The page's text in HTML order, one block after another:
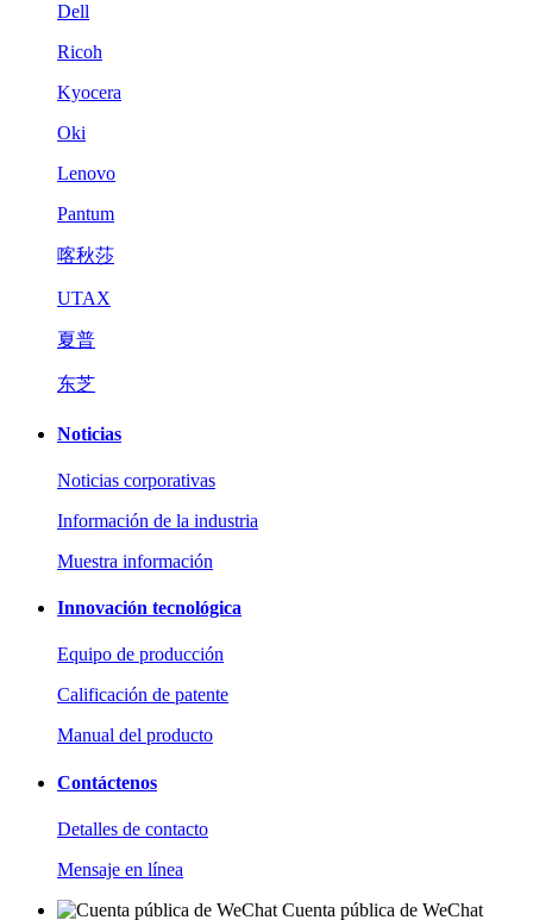
Dell
Ricoh
Kyocera
Oki
Lenovo
Pantum
喀秋莎
UTAX
夏普
东芝
Noticias
Noticias corporativas
Información de la industria
Muestra información
Innovación tecnológica
Equipo de producción
Calificación de patente
Manual del producto
Contáctenos
Detalles de contacto
Mensaje en línea
Cuenta pública de WeChat